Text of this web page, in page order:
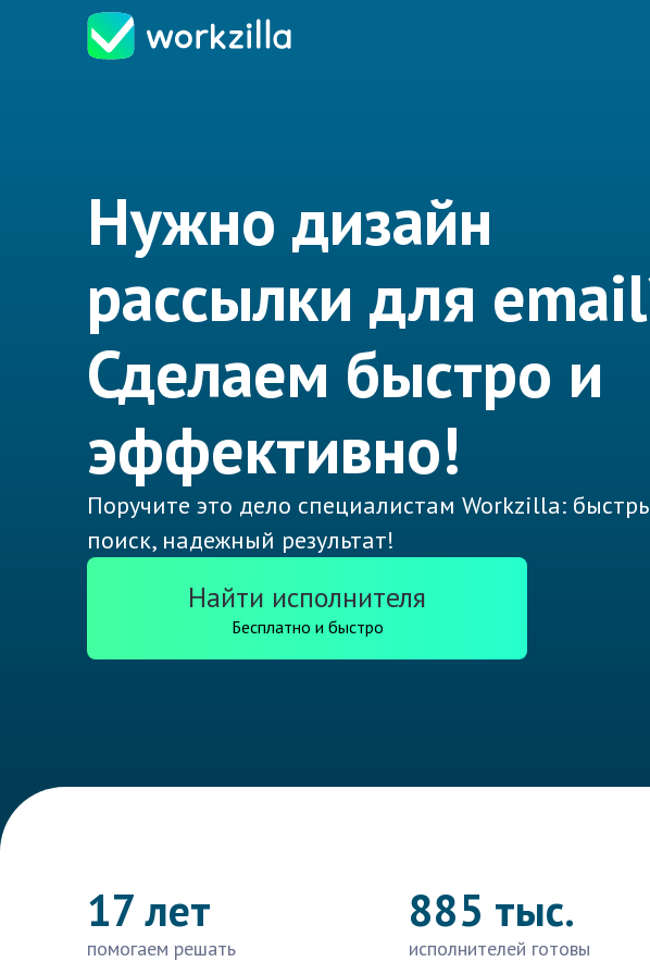
Нужно дизайн
рассылки для
Сделаем быстро и
эффективно!
Поручите это дело специалистам Workzilla:
поиск, надежный результат!
Найти исполнителя
Бесплатно и быстро
17 лет
помогаем решать
885 тыс.
исполнителей готовы